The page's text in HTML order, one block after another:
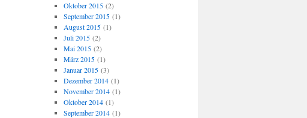
Oktober 2015(2)
September 2015(1)
August 2015(1)
Juli 2015(2)
Mai 2015(2)
März 2015(1)
Januar 2015(3)
Dezember 2014(1)
November 2014(1)
Oktober 2014(1)
September 2014(1)